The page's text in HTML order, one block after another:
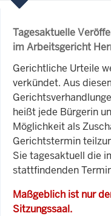
Tagesaktuelle
im Arbeitsgericht
Gerichtliche Urteile
verkündet. Aus
heißt jede Bürgerin
Möglichkeit als
Gerichtstermin
Sie tagesaktuell die
stattfindenden
Maßgeblich ist nur
Sitzungssaal.